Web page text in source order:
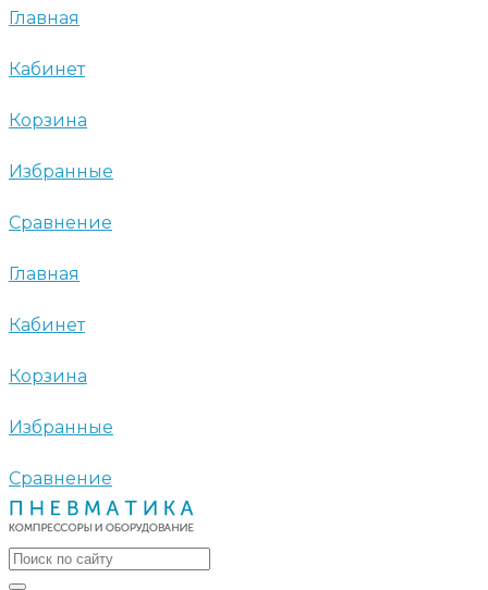
Главная
Кабинет
Корзина
Избранные
Сравнение
Главная
Кабинет
Корзина
Избранные
Сравнение